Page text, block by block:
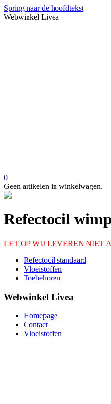
Spring naar de hoofdtekst
Webwinkel Livea
0
Geen artikelen in winkelwagen.
Refectocil
LET OP WIJ LEVEREN NIET
Refectocil standaard
Vloeistoffen
Toebehoren
Webwinkel Livea
Homepage
Contact
Vloeistoffen